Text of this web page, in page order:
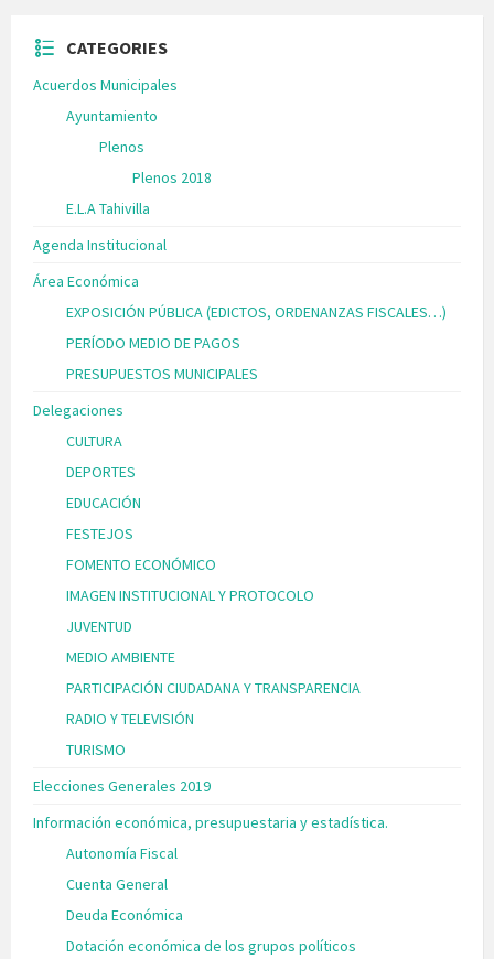
CATEGORIES
Acuerdos Municipales
Ayuntamiento
Plenos
Plenos 2018
E.L.A Tahivilla
Agenda Institucional
Área Económica
EXPOSICIÓN PÚBLICA (EDICTOS, ORDENANZAS FISCALES…)
PERÍODO MEDIO DE PAGOS
PRESUPUESTOS MUNICIPALES
Delegaciones
CULTURA
DEPORTES
EDUCACIÓN
FESTEJOS
FOMENTO ECONÓMICO
IMAGEN INSTITUCIONAL Y PROTOCOLO
JUVENTUD
MEDIO AMBIENTE
PARTICIPACIÓN CIUDADANA Y TRANSPARENCIA
RADIO Y TELEVISIÓN
TURISMO
Elecciones Generales 2019
Información económica, presupuestaria y estadística.
Autonomía Fiscal
Cuenta General
Deuda Económica
Dotación económica de los grupos políticos